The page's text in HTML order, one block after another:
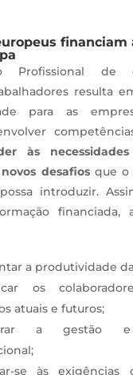
financiam
Profissional de
resulta
para as
às
novos desafiosque o
introduzir.
financiada,
a produtividade
os
atuais e futuros;
a gestão e
se às exigências